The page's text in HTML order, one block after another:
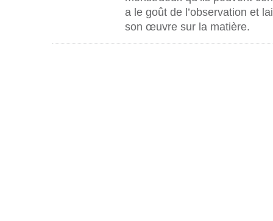
a le goût de l’observation et
son œuvre sur la matière.